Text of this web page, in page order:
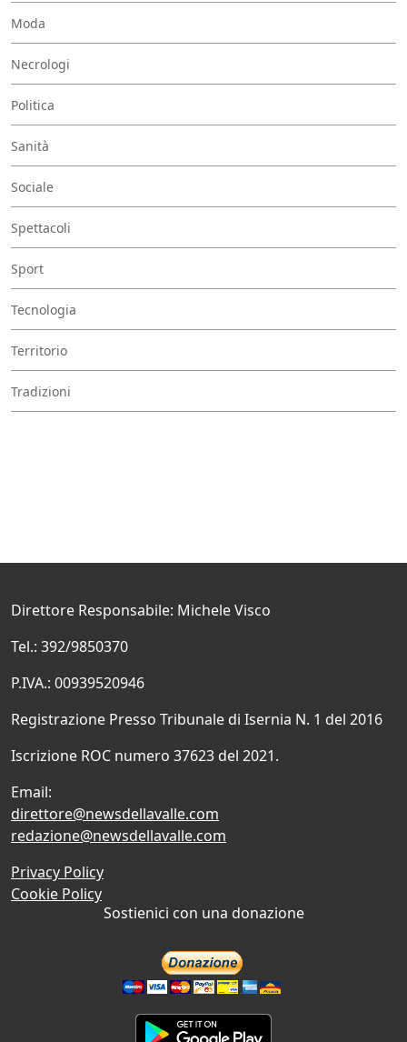
Moda
Necrologi
Politica
Sanità
Sociale
Spettacoli
Sport
Tecnologia
Territorio
Tradizioni
Direttore Responsabile: Michele Visco
Tel.: 392/9850370
P.IVA.: 00939520946
Registrazione Presso Tribunale di Isernia N. 1 del 2016
Iscrizione ROC numero 37623 del 2021.
Email:
direttore@newsdellavalle.com
redazione@newsdellavalle.com
Privacy Policy
Cookie Policy
Sostienici con una donazione